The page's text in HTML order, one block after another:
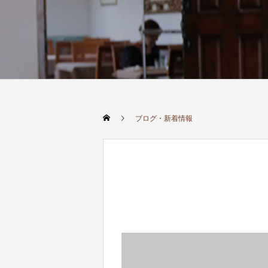
ブログ・新着情報